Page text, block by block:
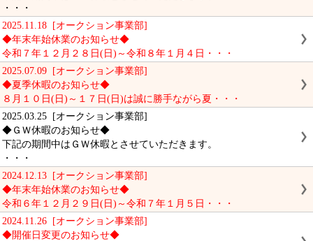
・・・
2025.11.18 [オークション事業部]
◆年末年始休業のお知らせ◆
令和７年１２月２８日(日)～令和８年１月４日・・・
2025.07.09 [オークション事業部]
◆夏季休暇のお知らせ◆
８月１０日(日)～１７日(日)は誠に勝手ながら夏・・・
2025.03.25 [オークション事業部]
◆ＧＷ休暇のお知らせ◆
下記の期間中はＧＷ休暇とさせていただきます。
・・・
2024.12.13 [オークション事業部]
◆年末年始休業のお知らせ◆
令和６年１２月２９日(日)～令和７年１月５日・・・
2024.11.26 [オークション事業部]
◆開催日変更のお知らせ◆